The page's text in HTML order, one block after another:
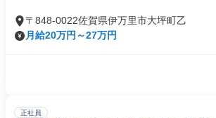
〒848-0022佐賀県伊万里市大坪町乙
月給20万円～27万円
正社員